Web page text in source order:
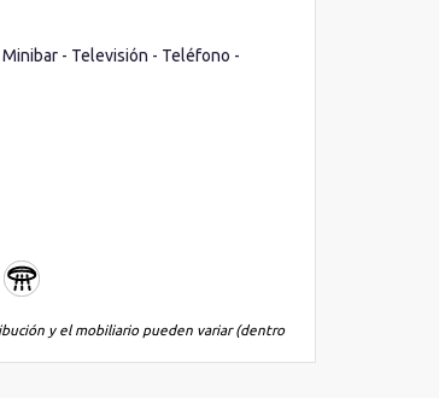
- Televisión - Teléfono -
y el mobiliario pueden variar (dentro